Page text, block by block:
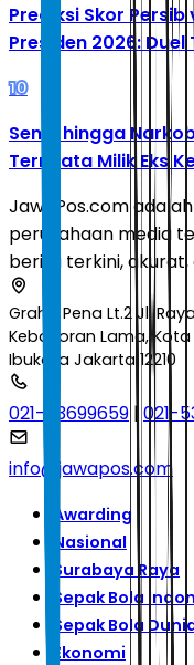
Prediksi Skor
Presiden 2026: Duel
10
Senpi hingga
Ternyata Milik Eks
JawaPos.com
perusahaan media
berita terkini,
Graha Pena Lt.2 Jl.
Kebayoran Lama,
Ibukota Jakarta 12210
021-53699659 | 021-
info@jawapos.com
Awarding
Nasional
Surabaya Raya
Sepak Bola
Sepak Bola
Ekonomi